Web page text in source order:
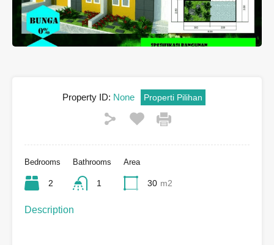
Previous Next
Property ID: None Properti Pilihan
Bedrooms
2
Bathrooms
1
Area
30 m2
Description